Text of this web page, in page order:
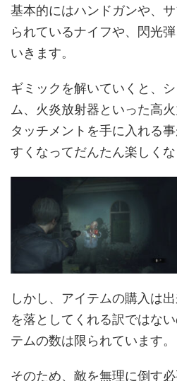
基本的にはハンドガンや、
られているナイフや、閃光
いきます。
ギミックを解いていくと、
ム、火炎放射器といった高
タッチメントを手に入れる
すくなってだんたん楽しくな
しかし、アイテムの購入は
を落としてくれる訳ではな
テムの数は限られています。
そのため、敵を無理に倒す